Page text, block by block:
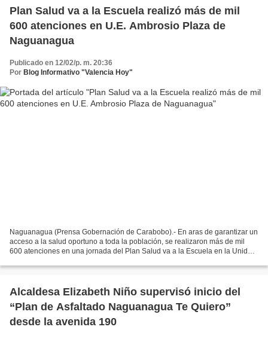
Plan Salud va a la Escuela realizó más de mil
600 atenciones en U.E. Ambrosio Plaza de
Naguanagua
Publicado en 12/02/p. m. 20:36
Por Blog Informativo "Valencia Hoy"
Naguanagua (Prensa Gobernación de Carabobo).- En aras de garantizar un
acceso a la salud oportuno a toda la población, se realizaron más de mil
600 atenciones en una jornada del Plan Salud va a la Escuela en la Unidad
Alcaldesa Elizabeth Niño supervisó inicio del
“Plan de Asfaltado Naguanagua Te Quiero”
desde la avenida 190